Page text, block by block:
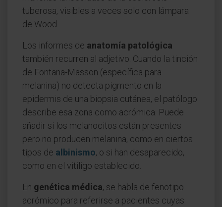
tuberosa, visibles a veces solo con lámpara
de Wood.
Los informes de anatomía patológica
también recurren al adjetivo. Cuando la tinción
de Fontana-Masson (específica para
melanina) no detecta pigmento en la
epidermis de una biopsia cutánea, el patólogo
describe esa zona como acrómica. Puede
añadir si los melanocitos están presentes
pero no producen melanina, como en ciertos
tipos de albinismo, o si han desaparecido,
como en el vitiligo establecido.
En genética médica, se habla de fenotipo
acrómico para referirse a pacientes cuyas